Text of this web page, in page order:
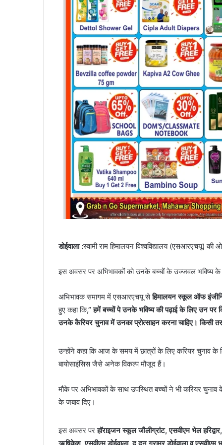
डोईवाला :स्वामी राम हिमालयन विश्वविद्यालय (एसआरएचयू) की
इस अवसर पर अभिभावकों को उनके बच्चों के उज्जवल भविष्य के
अभिभावक समागम में एसआरएचयू सेहिमालयन स्कूल ऑफ
हुए कहा कि,” हमें बच्चों पे उनके भविष्य की पढ़ाई के लिए उन पर
उनके कैरियर चुनाव में उनका प्रोत्साहन करना चाहिए। किसी
उन्होंने कहा कि आज के समय में छात्रों के लिए करियर चुनाव के
बायोसाइंसिस जैसे अनेक विकल्प मौजूद हैं।
मौके पर अभिभावकों के साथ उपस्थित बच्चों ने भी करियर चुनाव
के जबाव दिए।
इस अवसर परहॉराइजन स्कूल जौलीग्रांट, एसवीएम भेल